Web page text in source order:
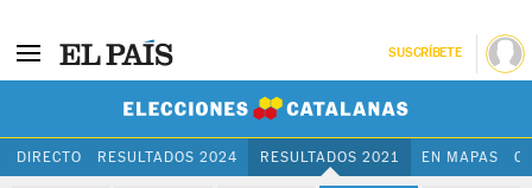
SUSCRÍBETE
DIRECTO RESULTADOS 2024 RESULTADOS 2021 EN MAPAS